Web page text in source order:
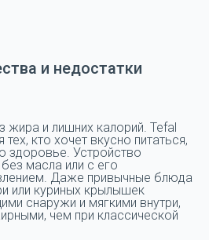
и недостатки
и лишних калорий. Tefal
кто хочет вкусно питаться,
здоровье. Устройство
масла или с его
Даже привычные блюда
или куриных крылышек
снаружи и мягкими внутри,
чем при классической